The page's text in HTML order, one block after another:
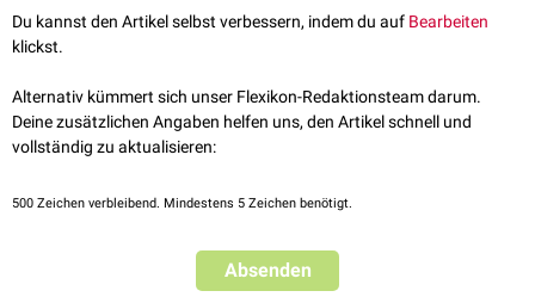
Weltweit erste Therapiemöglichkeit für Kinderdemenz CLN2
entwickelt
, abgerufen am 29.11.2021
precursor form of human tripeptidyl-peptidase 1, the enzyme
deficient in late infantile ceroid lipofuscinosis
, The Journal of
biological chemistry, 2009
Du kannst den Artikel selbst verbessern, indem du auf Bearbeiten
klickst.
Alternativ kümmert sich unser Flexikon-Redaktionsteam darum.
Deine zusätzlichen Angaben helfen uns, den Artikel schnell und
vollständig zu aktualisieren:
500 Zeichen verbleibend. Mindestens 5 Zeichen benötigt.
Absenden